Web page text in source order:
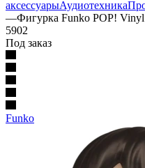
аксессуарыАудиотехника
—Фигурка Funko POP!
5902
Под заказ
Funko